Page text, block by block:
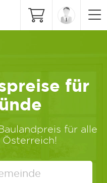
für
für alle